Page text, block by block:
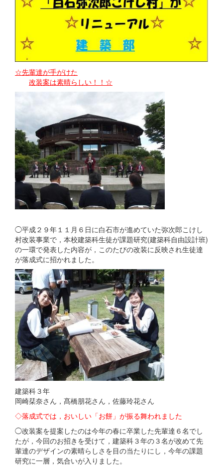
☆先輩達が手がけた
改装案は素晴らしい！！☆
◯平成２９年１１月６日に白石市が進めていた弥次郎こけし
村改装事業で，本校建築科生徒が課題研究(建築科自由設計班)
の一環で発表した内容が，このたびの改装に反映され生徒達
が落成式に招かれました。
建築科３年
岡崎栞奈さん，髙橋朋花さん，佐藤玲花さん
◇落成式では，おいしい「お餅」が振る舞われました
◯改装案を提案したのは今年の春に卒業した先輩達６名でし
たが，今回のお招きを受けて，建築科３年の３名が改めて先
輩達のデザインの素晴らしさを目の当たりにし，今年の課題
研究に一層，気合いが入りました。